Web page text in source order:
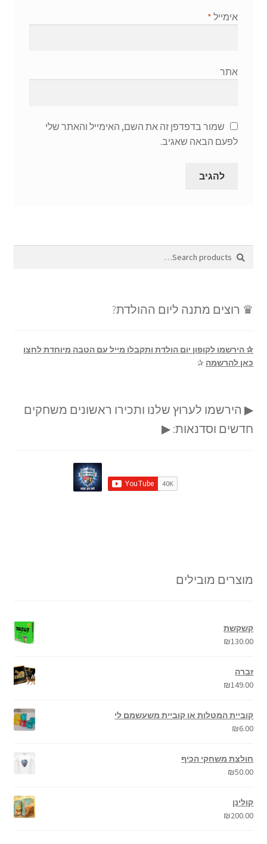
אימייל *
אתר
שמור בדפדפן זה את השם, האימייל והאתר שלי
לפעם הבאה שאגיב.
Search
for:
Search
♛ רוצים מתנה ליום ההולדת?
✰ הירשמו לקופון יום הולדת ותקבלו מייל עם הטבה מיוחדת לחצו
כאן להרשמה ✰
▶ הירשמו לערוץ שלנו ותכירו ראשונים משחקים
חדשים וסדנאות: ▶
מוצרים מובילים
קשקשת
₪130.00
זברה
₪149.00
קוביית המטלות או קוביית משעשמם לי
₪6.00
חולצת משחקי הכיף
₪50.00
קולינן
₪200.00